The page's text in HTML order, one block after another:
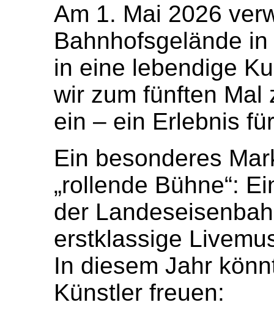
Am 1. Mai 2026
Bahnhofsgelände
in eine lebendige
wir zum fünften Mal
ein – ein Erlebnis
Ein besonderes
„rollende Bühne“:
der
erstklassige
In diesem Jahr
Künstler freuen: